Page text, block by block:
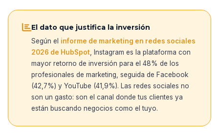
El dato que justifica la inversión
Según el informe de marketing en redes sociales
2026 de HubSpot , Instagram es la plataforma con
mayor retorno de inversión para el 48% de los
profesionales de marketing, seguida de Facebook
(42,7%) y YouTube (41,9%). Las redes sociales no
son un gasto: son el canal donde tus clientes ya
están buscando negocios como el tuyo.